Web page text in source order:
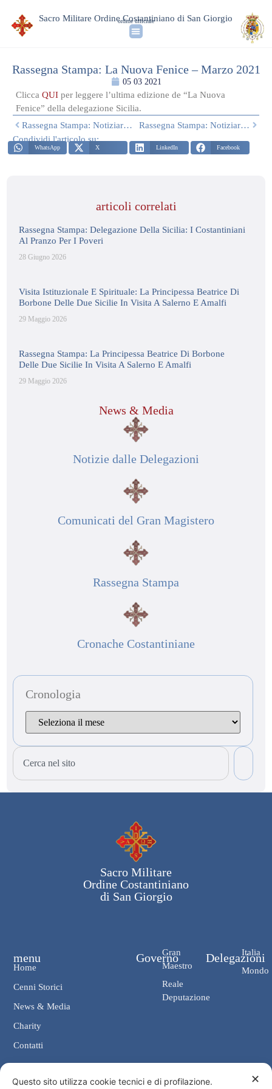
Sacro Militare Ordine Costantiniano di San Giorgio
ordine ufficiale
Rassegna Stampa: La Nuova Fenice – Marzo 2021
05 03 2021
CliccaQUIper leggere l’ultima edizione de “La Nuova
Fenice” della delegazione Sicilia.
Rassegna Stampa: Notiziario Delegazione Calabria – Marzo 2021
Rassegna Stampa: Notiziario Costantiniano Delegazione Lombardia – Gennaio/Febbraio 2021
Condividi l'articolo su:
WhatsApp X LinkedIn Facebook
articoli correlati
Rassegna Stampa: Delegazione Della Sicilia: I Costantiniani
Al Pranzo Per I Poveri
28 Giugno 2026
Visita Istituzionale E Spirituale: La Principessa Beatrice Di
Borbone Delle Due Sicilie In Visita A Salerno E Amalfi
29 Maggio 2026
Rassegna Stampa: La Principessa Beatrice Di Borbone
Delle Due Sicilie In Visita A Salerno E Amalfi
29 Maggio 2026
News & Media
Notizie dalle Delegazioni
Comunicati del Gran Magistero
Rassegna Stampa
Cronache Costantiniane
Cronologia
Sacro Militare
Ordine Costantiniano
di San Giorgio
Governo
Gran
Maestro
Reale
Deputazione
Delegazioni
Italia
Mondo
menu
Home
Cenni Storici
News & Media
Charity
Contatti
Contatti ✕
Questo sito utilizza cookie tecnici e di profilazione.